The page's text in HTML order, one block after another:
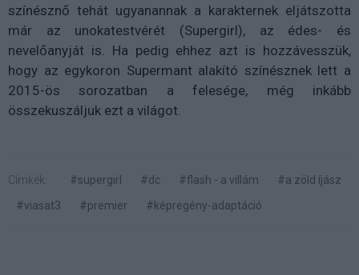
színésznő tehát ugyanannak a karakternek eljátszotta
már az unokatestvérét (Supergirl), az édes- és
nevelőanyját is. Ha pedig ehhez azt is hozzávesszük,
hogy az egykoron Supermant alakító színésznek lett a
2015-ös sorozatban a felesége, még inkább
összekuszáljuk ezt a világot.
Címkék: #supergirl #dc #flash - a villám
#a zöld íjász
#viasat3
#premier #képregény-adaptáció